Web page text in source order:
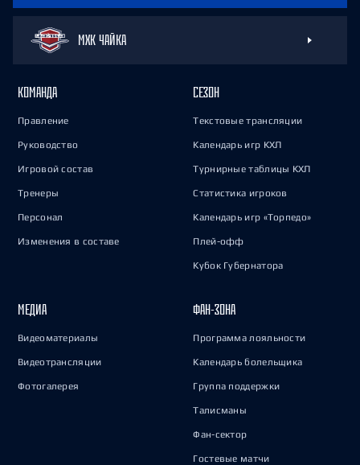
МХК ЧАЙКА
КОМАНДА
Правление
Руководство
Игровой состав
Тренеры
Персонал
Изменения в составе
СЕЗОН
Текстовые трансляции
Календарь игр КХЛ
Турнирные таблицы КХЛ
Статистика игроков
Календарь игр «Торпедо»
Плей-офф
Кубок Губернатора
МЕДИА
Видеоматериалы
Видеотрансляции
Фотогалерея
ФАН-ЗОНА
Программа лояльности
Календарь болельщика
Группа поддержки
Талисманы
Фан-сектор
Гостевые матчи